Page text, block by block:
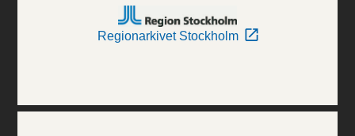
Regionarkivet Stockholm